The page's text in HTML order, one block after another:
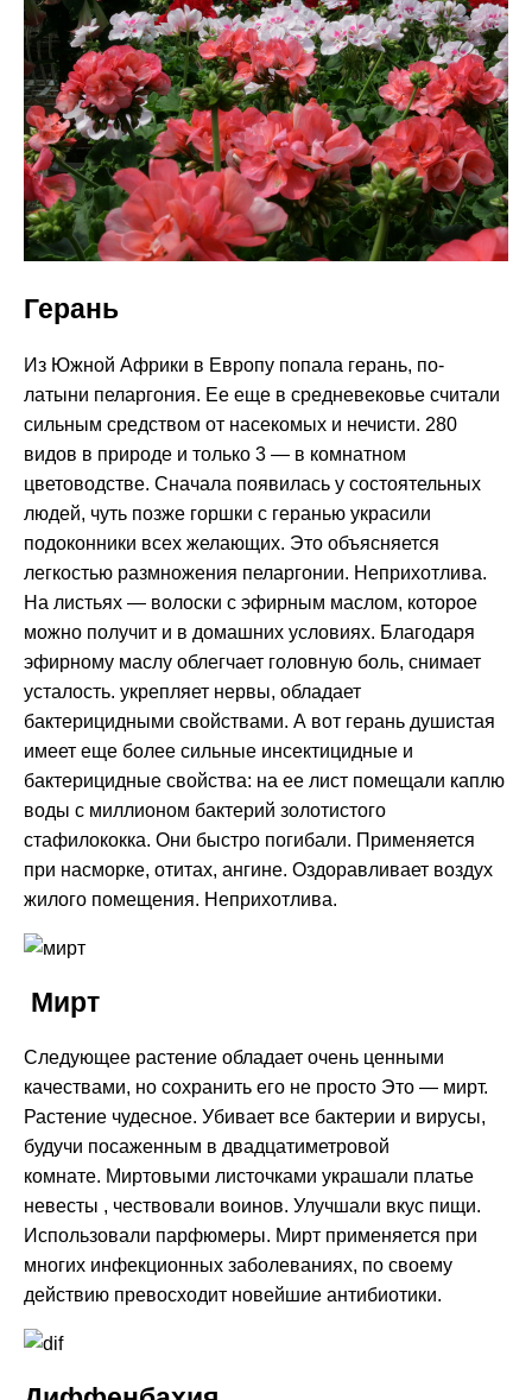
Герань
Из Южной Африки в Европу попала герань, по-
латыни пеларгония. Ее еще в средневековье считали
сильным средством от насекомых и нечисти. 280
видов в природе и только 3 — в комнатном
цветоводстве. Сначала появилась у состоятельных
людей, чуть позже горшки с геранью украсили
подоконники всех желающих. Это объясняется
легкостью размножения пеларгонии. Неприхотлива.
На листьях — волоски с эфирным маслом, которое
можно получит и в домашних условиях. Благодаря
эфирному маслу облегчает головную боль, снимает
усталость. укрепляет нервы, обладает
бактерицидными свойствами. А вот герань душистая
имеет еще более сильные инсектицидные и
бактерицидные свойства: на ее лист помещали каплю
воды с миллионом бактерий золотистого
стафилококка. Они быстро погибали. Применяется
при насморке, отитах, ангине. Оздоравливает воздух
жилого помещения. Неприхотлива.
Мирт
Следующее растение обладает очень ценными
качествами, но сохранить его не просто Это — мирт.
Растение чудесное. Убивает все бактерии и вирусы,
будучи посаженным в двадцатиметровой
комнате. Миртовыми листочками украшали платье
невесты , чествовали воинов. Улучшали вкус пищи.
Использовали парфюмеры. Мирт применяется при
многих инфекционных заболеваниях, по своему
действию превосходит новейшие антибиотики.